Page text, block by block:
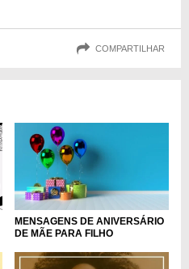
COMPARTILHAR
MENSAGENS DE ANIVERSÁRIO
DE MÃE PARA FILHO